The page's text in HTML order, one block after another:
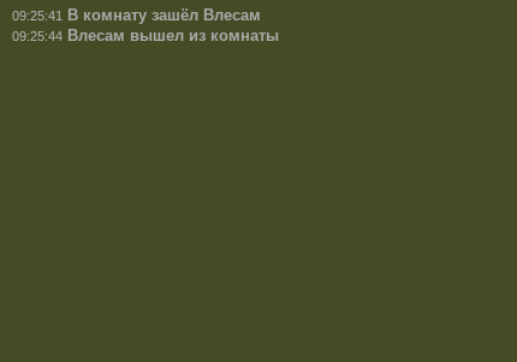
09:25:41 В комнату зашёл Влесам
09:25:44 Влесам вышел из комнаты